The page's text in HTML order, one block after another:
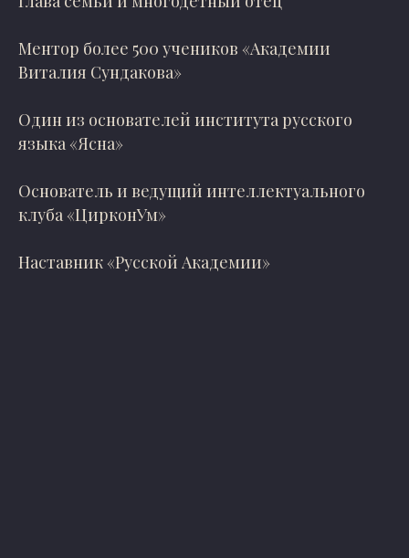
Ментор более 500 учеников «Академии
Виталия Сундакова»
Один из основателей института русского
языка «Ясна»
Основатель и ведущий интеллектуального
клуба «ЦирконУм»
Наставник «Русской Академии»